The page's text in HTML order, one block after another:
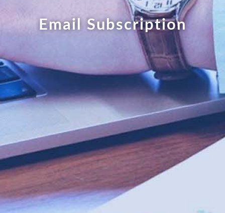
Email Subscription